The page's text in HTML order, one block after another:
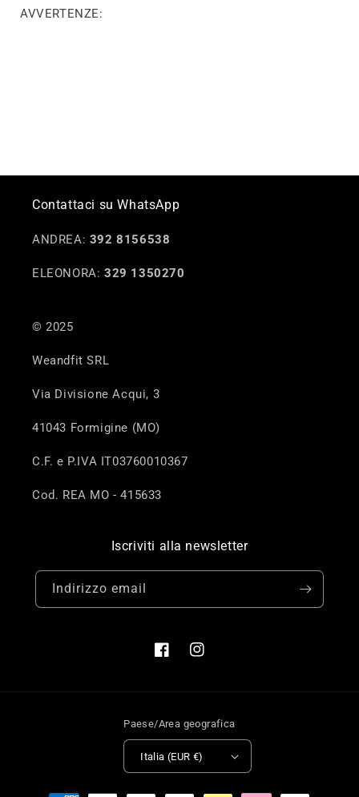
AVVERTENZE:
Contattaci su WhatsApp
ANDREA: 392 8156538
ELEONORA: 329 1350270
© 2025
Weandfit SRL
Via Divisione Acqui, 3
41043 Formigine (MO)
C.F. e P.IVA IT03760010367
Cod. REA MO - 415633
Iscriviti alla newsletter
Indirizzo email
FacebookInstagram
Paese/Area geografica
Italia (EUR €)